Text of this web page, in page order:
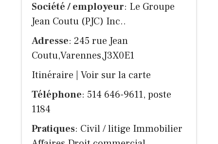
Société / employeur: Le Groupe
Jean Coutu (PJC) Inc..
Adresse: 245 rue Jean
Coutu,Varennes,J3X0E1
Itinéraire
Voir sur la carte
Téléphone: 514 646-9611, poste
1184
Pratiques: Civil / litige Immobilier